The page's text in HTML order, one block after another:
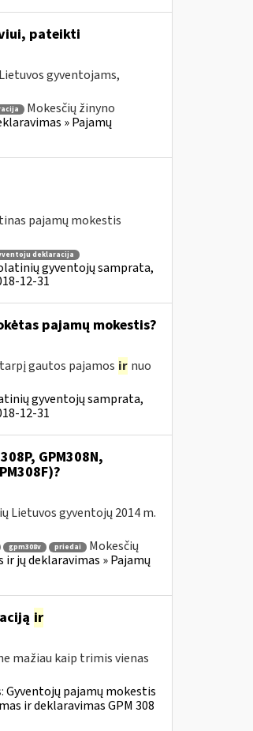
pateikti
gyventojams,
Mokesčių žinyno
» Pajamų
pajamų mokestis
deklaracija
gyventojų samprata,
12-31
pajamų mokestis?
gautos pajamos ir nuo
gyventojų samprata,
12-31
GPM308N,
Lietuvos gyventojų 2014 m.
gpm308v priedai
Mokesčių
jų deklaravimas » Pajamų
ir
mažiau kaip trimis vienas
Gyventojų pajamų mokestis
ir deklaravimas GPM 308